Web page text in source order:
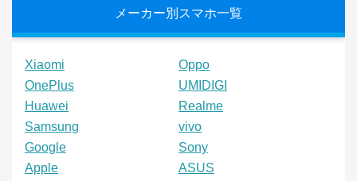
メーカー別スマホ一覧
Xiaomi
Oppo
OnePlus
UMIDIGI
Huawei
Realme
Samsung
vivo
Google
Sony
Apple
ASUS